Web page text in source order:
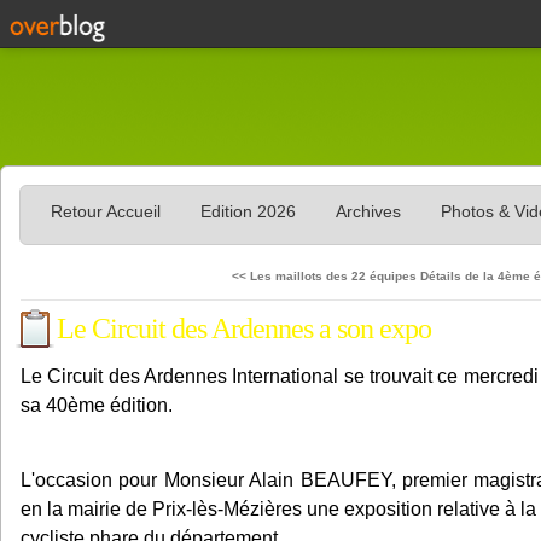
Retour Accueil Edition 2026 Archives Photos &
<< Les maillots des 22 équipes Détails de la 4ème
Le Circuit des Ardennes a son expo
Le Circuit des Ardennes International se trouvait ce
sa 40ème édition.
L'occasion pour Monsieur Alain BEAUFEY, premier
en la mairie de Prix-lès-Mézières une exposition relative à